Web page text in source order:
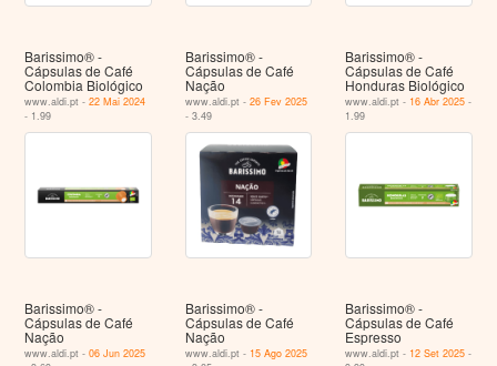
Barissimo® -
Cápsulas de Café
Colombia Biológico
www.aldi.pt -22 Mai 2024
- 1.99
Barissimo® -
Cápsulas de Café
Nação
www.aldi.pt - 26 Fev 2025
- 3.49
Barissimo® -
Cápsulas de Café
Honduras Biológico
www.aldi.pt - 16 Abr 2025 -
1.99
Barissimo® -
Cápsulas de Café
Nação
www.aldi.pt -06 Jun 2025
Barissimo® -
Cápsulas de Café
Nação
www.aldi.pt - 15 Ago 2025
Barissimo® -
Cápsulas de Café
Espresso
www.aldi.pt - 12 Set 2025 -